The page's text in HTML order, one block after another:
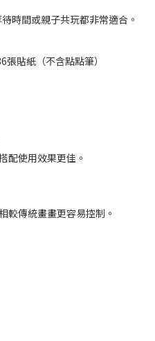
時間或親子共玩都非常適合。
貼紙（不含點點筆）
配使用效果更佳。
較傳統畫畫更容易控制。